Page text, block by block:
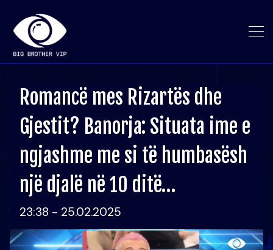
Romancë mes Rizartës dhe
Gjestit? Banorja: Situata ime e
ngjashme me si të humbasësh
një djalë në 10 ditë…
23:38 - 25.02.2025